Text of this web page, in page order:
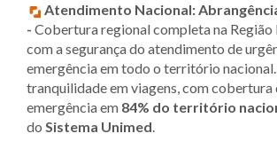
Atendimento Nacional:
- Cobertura regional completa na Região
com a segurança do atendimento de
emergência em todo o território nacional.
tranquilidade em viagens, com cobertura
emergência em 84% do território
do Sistema Unimed.